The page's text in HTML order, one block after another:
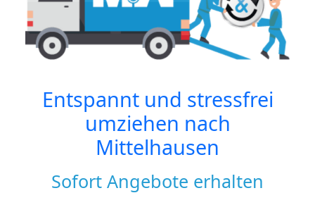
Entspannt und stressfrei
umziehen nach
Mittelhausen
Sofort Angebote erhalten